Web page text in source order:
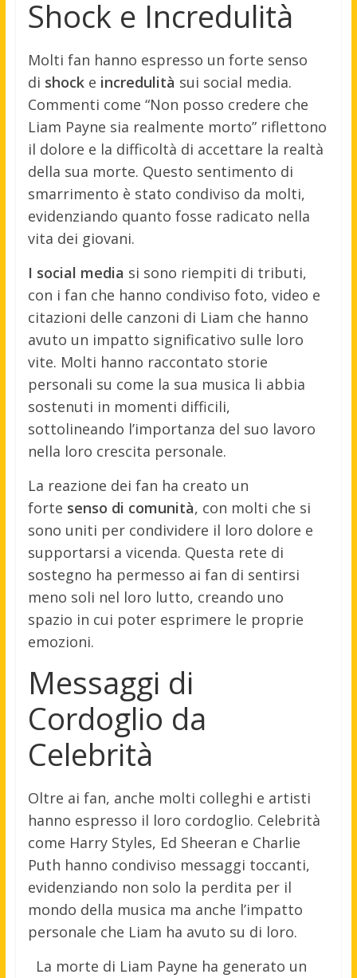
Shock e Incredulità
Molti fan hanno espresso un forte senso
di shocke incredulità sui social media.
Commenti come “Non posso credere che
Liam Payne sia realmente morto” riflettono
il dolore e la difficoltà di accettare la realtà
della sua morte. Questo sentimento di
smarrimento è stato condiviso da molti,
evidenziando quanto fosse radicato nella
vita dei giovani.
I social media si sono riempiti di tributi,
con i fan che hanno condiviso foto, video e
citazioni delle canzoni di Liam che hanno
avuto un impatto significativo sulle loro
vite. Molti hanno raccontato storie
personali su come la sua musica li abbia
sostenuti in momenti difficili,
sottolineando l’importanza del suo lavoro
nella loro crescita personale.
La reazione dei fan ha creato un
forte senso di comunità, con molti che si
sono uniti per condividere il loro dolore e
supportarsi a vicenda. Questa rete di
sostegno ha permesso ai fan di sentirsi
meno soli nel loro lutto, creando uno
spazio in cui poter esprimere le proprie
emozioni.
Messaggi di
Cordoglio da
Celebrità
Oltre ai fan, anche molti colleghi e artisti
hanno espresso il loro cordoglio. Celebrità
come Harry Styles, Ed Sheeran e Charlie
Puth hanno condiviso messaggi toccanti,
evidenziando non solo la perdita per il
mondo della musica ma anche l’impatto
personale che Liam ha avuto su di loro.
La morte di Liam Payne ha generato un